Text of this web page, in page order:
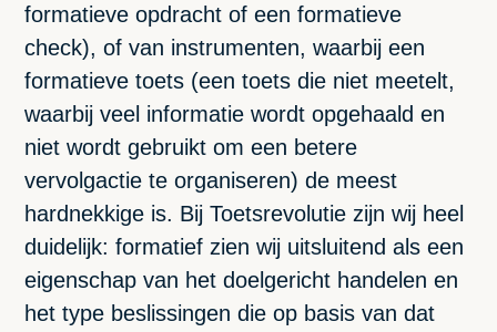
formatieve opdracht of een formatieve
check), of van instrumenten, waarbij een
formatieve toets (een toets die niet meetelt,
waarbij veel informatie wordt opgehaald en
niet wordt gebruikt om een betere
vervolgactie te organiseren) de meest
hardnekkige is. Bij Toetsrevolutie zijn wij heel
duidelijk: formatief zien wij uitsluitend als een
eigenschap van het doelgericht handelen en
het type beslissingen die op basis van dat